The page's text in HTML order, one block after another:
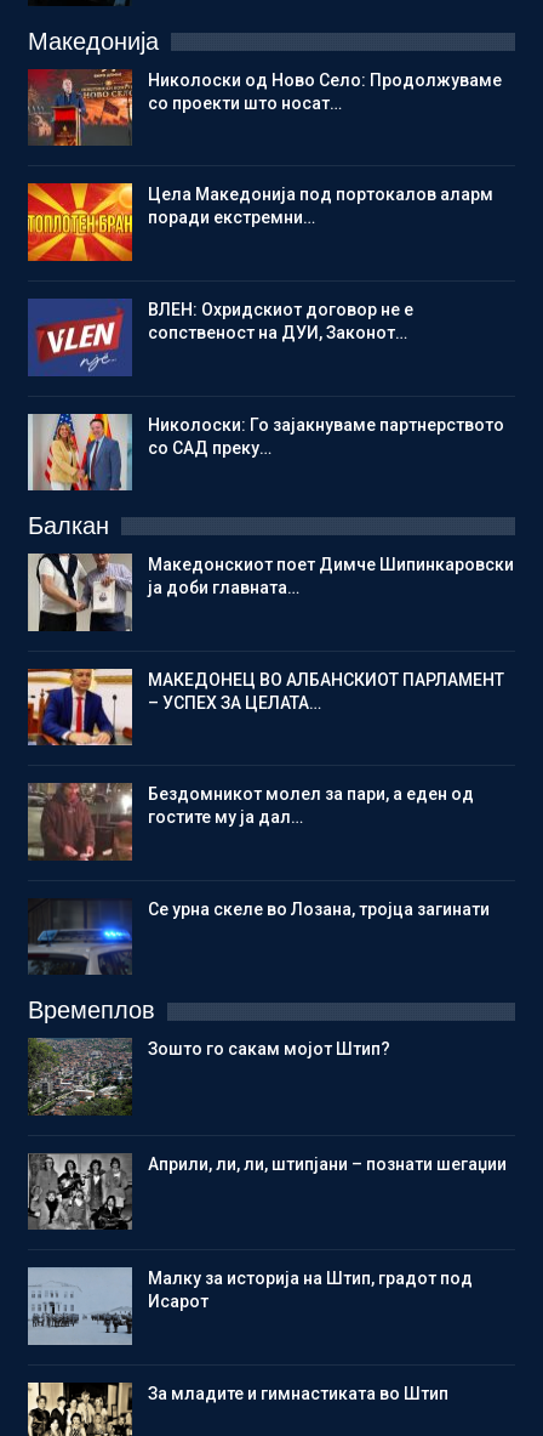
Македонија
Николоски од Ново Село: Продолжуваме
со проекти што носат…
Цела Македонија под портокалов аларм
поради екстремни…
ВЛЕН: Охридскиот договор не е
сопственост на ДУИ, Законот…
Николоски: Го зајакнуваме партнерството
со САД преку…
Балкан
Македонскиот поет Димче Шипинкаровски
ја доби главната…
МАКЕДОНЕЦ ВО АЛБАНСКИОТ ПАРЛАМЕНТ
– УСПЕХ ЗА ЦЕЛАТА…
Бездомникот молел за пари, а еден од
гостите му ја дал…
Се урна скеле во Лозана, тројца загинати
Времеплов
Зошто го сакам мојот Штип?
Aприли, ли, ли, штипјани – познати шегаџии
Малку за историја на Штип, градот под
Исарот
Зa младите и гимнастиката во Штип